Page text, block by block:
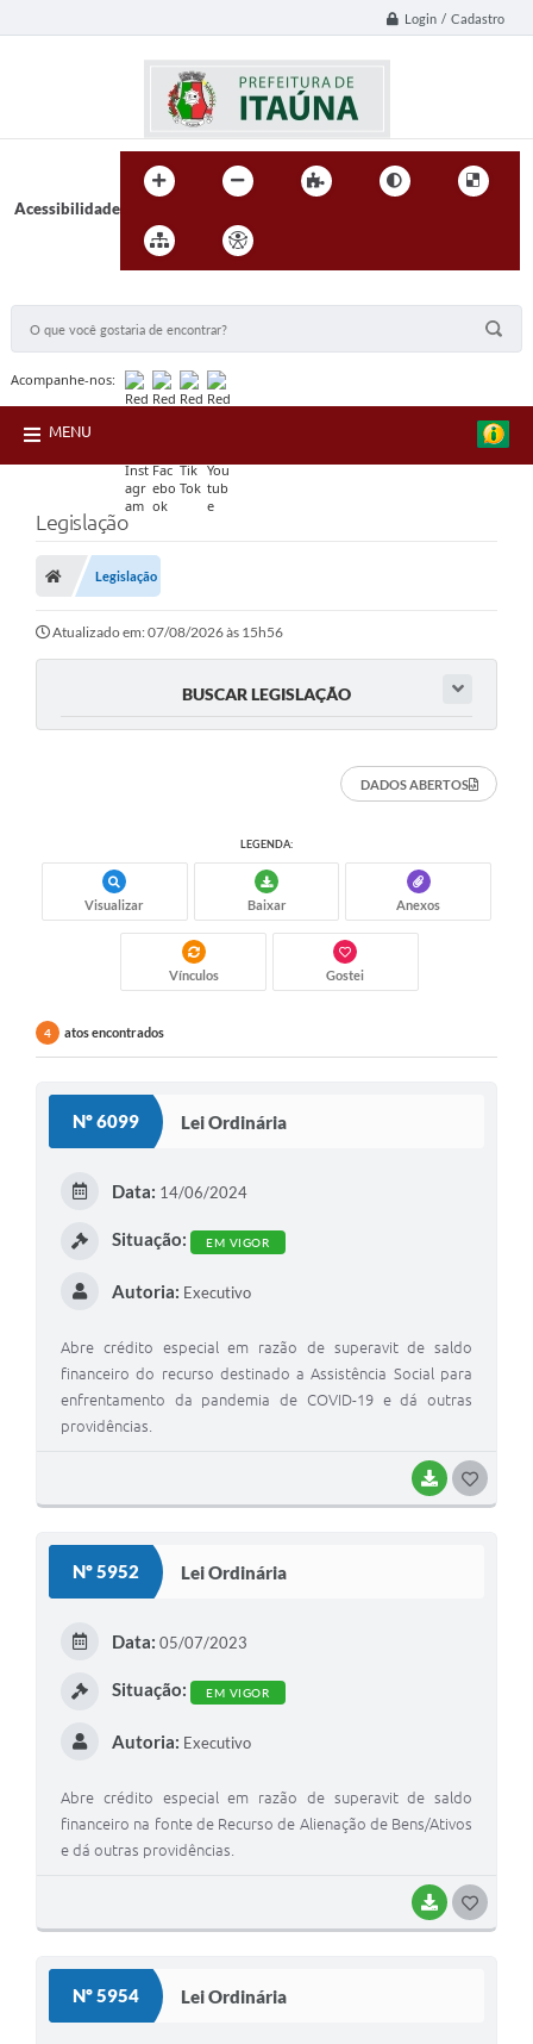
Login / Cadastro
Acessibilidade
Acompanhe-nos:
MENU
Legislação
Legislação
Atualizado em: 07/08/2026 às 15h56
BUSCAR LEGISLAÇÃO
DADOS ABERTOS
LEGENDA:
Visualizar Baixar Anexos
Vínculos Gostei
4 atos encontrados
Nº 6099 Lei Ordinária
BAIXAR
Data: 14/06/2024
Situação: EM VIGOR
Autoria: Executivo
Abre crédito especial em razão de superavit de saldo
financeiro do recurso destinado a Assistência Social para
enfrentamento da pandemia de COVID-19 e dá outras
providências.
Nº 5952 Lei Ordinária
BAIXAR
Data: 05/07/2023
Situação: EM VIGOR
Autoria: Executivo
Abre crédito especial em razão de superavit de saldo
financeiro na fonte de Recurso de Alienação de Bens/Ativos
e dá outras providências.
Nº 5954 Lei Ordinária